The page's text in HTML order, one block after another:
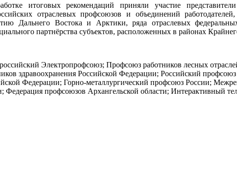
итоговых рекомендаций приняли участие
отраслевых профсоюзов и объединений
Дальнего Востока и Арктики, ряда отраслевых
партнёрства субъектов, расположенных в районах
Электропрофсоюз; Профсоюз работников лесных
здравоохранения Российской Федерации; Российский
Федерации; Горно-металлургический профсоюз России;
Федерация профсоюзов Архангельской области; Интерактивный